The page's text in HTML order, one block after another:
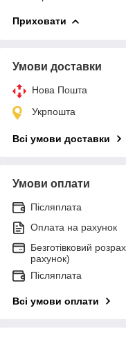
Приховати
Умови доставки
Нова Пошта
Укрпошта
Всі умови доставки
Умови оплати
Післяплата
Оплата на рахунок
Безготівковий
рахунок)
Післяплата
Всі умови оплати